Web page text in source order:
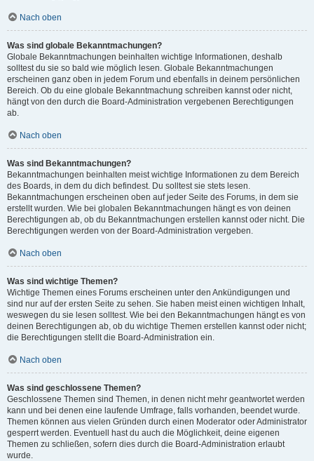
Nach oben
Was sind globale Bekanntmachungen?
Globale Bekanntmachungen beinhalten wichtige Informationen, deshalb
solltest du sie so bald wie möglich lesen. Globale Bekanntmachungen
erscheinen ganz oben in jedem Forum und ebenfalls in deinem persönlichen
Bereich. Ob du eine globale Bekanntmachung schreiben kannst oder nicht,
hängt von den durch die Board-Administration vergebenen Berechtigungen
ab.
Nach oben
Was sind Bekanntmachungen?
Bekanntmachungen beinhalten meist wichtige Informationen zu dem Bereich
des Boards, in dem du dich befindest. Du solltest sie stets lesen.
Bekanntmachungen erscheinen oben auf jeder Seite des Forums, in dem sie
erstellt wurden. Wie bei globalen Bekanntmachungen hängt es von deinen
Berechtigungen ab, ob du Bekanntmachungen erstellen kannst oder nicht. Die
Berechtigungen werden von der Board-Administration vergeben.
Nach oben
Was sind wichtige Themen?
Wichtige Themen eines Forums erscheinen unter den Ankündigungen und
sind nur auf der ersten Seite zu sehen. Sie haben meist einen wichtigen Inhalt,
weswegen du sie lesen solltest. Wie bei den Bekanntmachungen hängt es von
deinen Berechtigungen ab, ob du wichtige Themen erstellen kannst oder nicht;
die Berechtigungen stellt die Board-Administration ein.
Nach oben
Was sind geschlossene Themen?
Geschlossene Themen sind Themen, in denen nicht mehr geantwortet werden
kann und bei denen eine laufende Umfrage, falls vorhanden, beendet wurde.
Themen können aus vielen Gründen durch einen Moderator oder Administrator
gesperrt werden. Eventuell hast du auch die Möglichkeit, deine eigenen
Themen zu schließen, sofern dies durch die Board-Administration erlaubt
wurde.